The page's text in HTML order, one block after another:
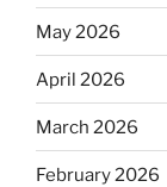
May 2026
April 2026
March 2026
February 2026